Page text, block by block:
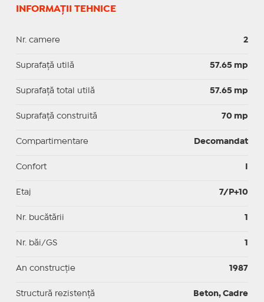
INFORMAȚII TEHNICE
Nr. camere 2
Suprafaţă utilă 57.65 mp
Suprafaţă total utilă 57.65 mp
Suprafaţă construită 70 mp
Compartimentare Decomandat
Confort
Etaj 7/P+10
Nr. bucătării 1
Nr. băi/GS 1
An construcție 1987
Structură rezistență Beton, Cadre